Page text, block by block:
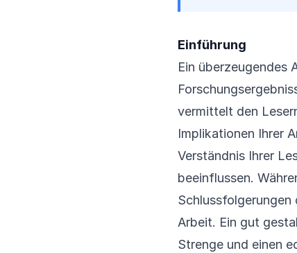
Einführung
Ein überzeugendes
vermittelt den
Implikationen Ihrer
Verständnis Ihrer
beeinflussen.
Schlussfolgerungen
Arbeit. Ein gut
Strenge und einen